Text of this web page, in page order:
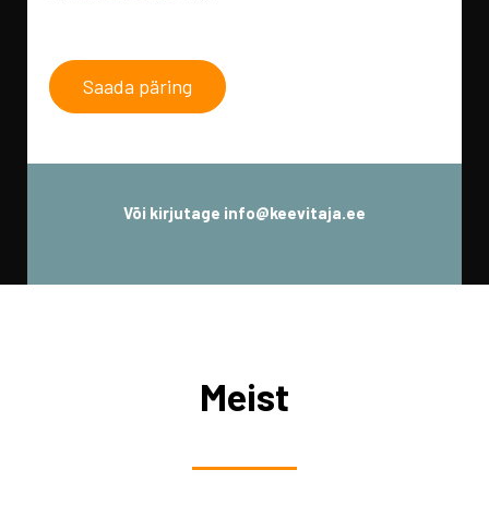
Saada päring
Või kirjutage info@keevitaja.ee
Meist